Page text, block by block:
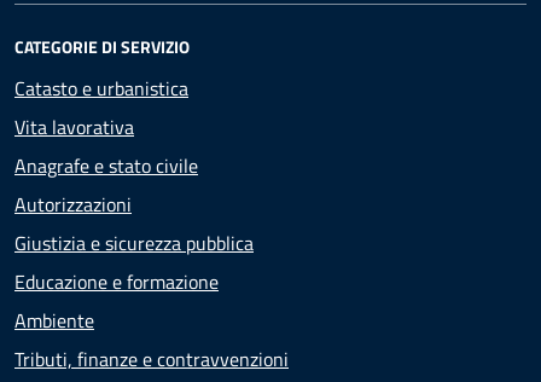
CATEGORIE DI SERVIZIO
Catasto e urbanistica
Vita lavorativa
Anagrafe e stato civile
Autorizzazioni
Giustizia e sicurezza pubblica
Educazione e formazione
Ambiente
Tributi, finanze e contravvenzioni